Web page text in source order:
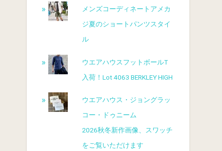
メンズコーディネートアメカ
ジ夏のショートパンツスタイ
ル
ウエアハウス⁡フットボールT
入荷！Lot 4063 BERKLEY HIGH
ウエアハウス・ジョングラッ
コー・ドゥニーム
2026秋冬新作画像、スワッチ
をご覧いただけます